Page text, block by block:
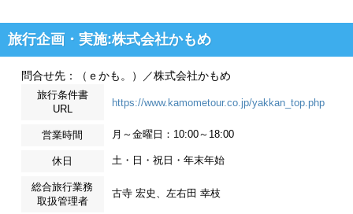
旅行企画・実施:株式会社かもめ
問合せ先：（ｅかも。）／株式会社かもめ
旅行条件書
URL
https://www.kamometour.co.jp/yakkan_top.php
営業時間 月～金曜日：10:00～18:00
休日 土・日・祝日・年末年始
総合旅行業務
取扱管理者
古寺 宏史、左右田 幸枝